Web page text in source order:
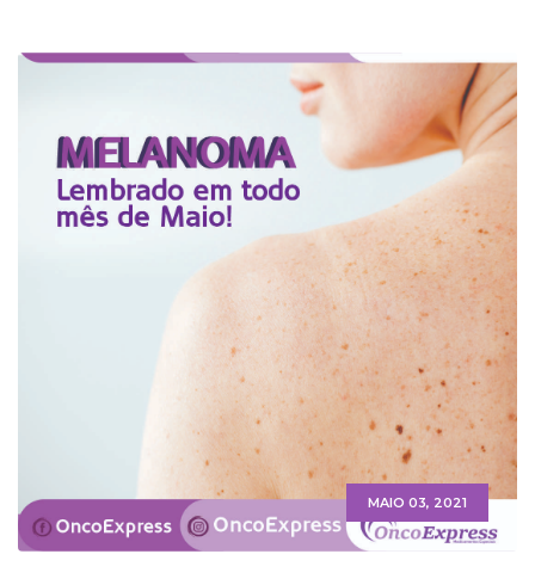
MAIO 03, 2021